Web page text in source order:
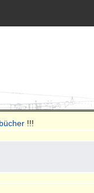
!!!